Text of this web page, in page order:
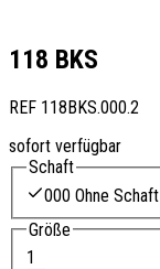
118 BKS
REF 118BKS.000.2
sofort verfügbar
Schaft
000 Ohne Schaft
Größe
1